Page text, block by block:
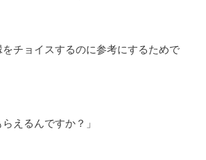
をチョイスするのに参考にするためで
えるんですか？」